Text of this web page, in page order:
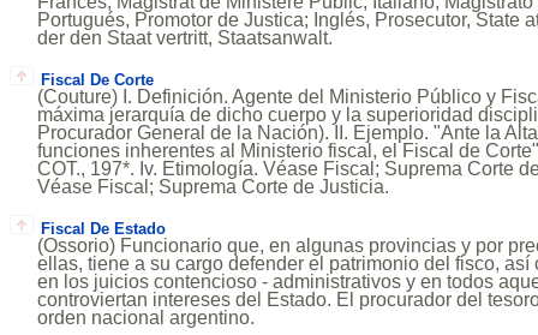
Portugués, Promotor de Justica; Inglés, Prosecutor, State
der den Staat vertritt, Staatsanwalt.
Fiscal De Corte
(Couture) I. Definición. Agente del Ministerio Público y
máxima jerarquía de dicho cuerpo y la superioridad
Procurador General de la Nación). II. Ejemplo. "Ante la
funciones inherentes al Ministerio fiscal, el Fiscal de
COT., 197*. Iv. Etimología. Véase Fiscal; Suprema Corte
Véase Fiscal; Suprema Corte de Justicia.
Fiscal De Estado
(Ossorio) Funcionario que, en algunas provincias y por
ellas, tiene a su cargo defender el patrimonio del fisco, así
en los juicios contencioso - administrativos y en todos
controviertan intereses del Estado. El procurador del
orden nacional argentino.